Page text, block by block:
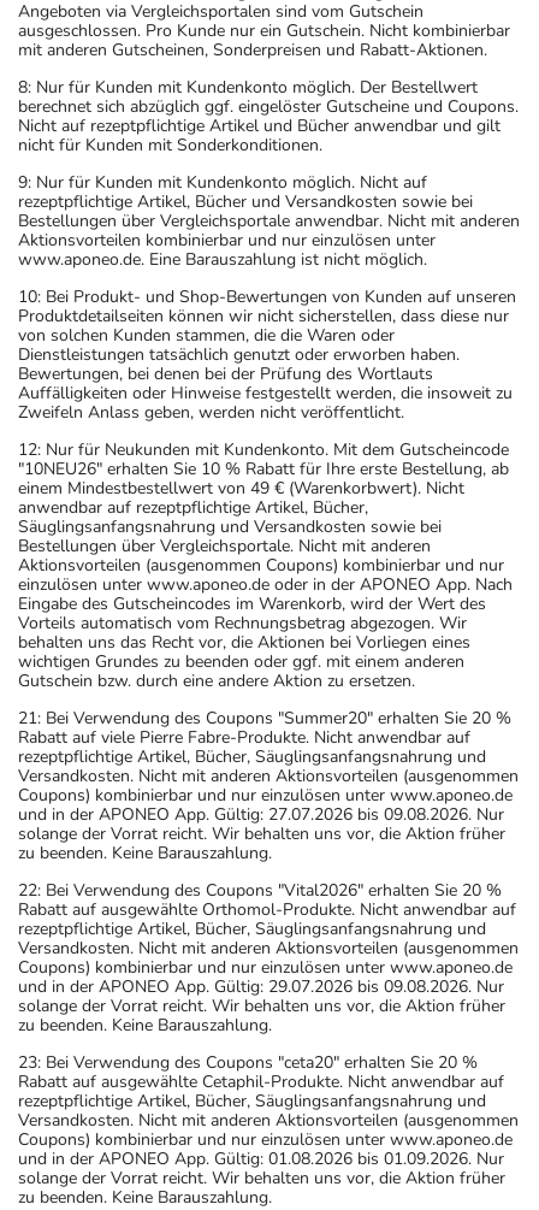
Angeboten via Vergleichsportalen sind vom Gutschein
ausgeschlossen. Pro Kunde nur ein Gutschein. Nicht kombinierbar
mit anderen Gutscheinen, Sonderpreisen und Rabatt-Aktionen.
8: Nur für Kunden mit Kundenkonto möglich. Der Bestellwert
berechnet sich abzüglich ggf. eingelöster Gutscheine und Coupons.
Nicht auf rezeptpflichtige Artikel und Bücher anwendbar und gilt
nicht für Kunden mit Sonderkonditionen.
9: Nur für Kunden mit Kundenkonto möglich. Nicht auf
rezeptpflichtige Artikel, Bücher und Versandkosten sowie bei
Bestellungen über Vergleichsportale anwendbar. Nicht mit anderen
Aktionsvorteilen kombinierbar und nur einzulösen unter
www.aponeo.de. Eine Barauszahlung ist nicht möglich.
10: Bei Produkt- und Shop-Bewertungen von Kunden auf unseren
Produktdetailseiten können wir nicht sicherstellen, dass diese nur
von solchen Kunden stammen, die die Waren oder
Dienstleistungen tatsächlich genutzt oder erworben haben.
Bewertungen, bei denen bei der Prüfung des Wortlauts
Auffälligkeiten oder Hinweise festgestellt werden, die insoweit zu
Zweifeln Anlass geben, werden nicht veröffentlicht.
12: Nur für Neukunden mit Kundenkonto. Mit dem Gutscheincode
"10NEU26" erhalten Sie 10 % Rabatt für Ihre erste Bestellung, ab
einem Mindestbestellwert von 49 € (Warenkorbwert). Nicht
anwendbar auf rezeptpflichtige Artikel, Bücher,
Säuglingsanfangsnahrung und Versandkosten sowie bei
Bestellungen über Vergleichsportale. Nicht mit anderen
Aktionsvorteilen (ausgenommen Coupons) kombinierbar und nur
einzulösen unter www.aponeo.de oder in der APONEO App. Nach
Eingabe des Gutscheincodes im Warenkorb, wird der Wert des
Vorteils automatisch vom Rechnungsbetrag abgezogen. Wir
behalten uns das Recht vor, die Aktionen bei Vorliegen eines
wichtigen Grundes zu beenden oder ggf. mit einem anderen
Gutschein bzw. durch eine andere Aktion zu ersetzen.
21: Bei Verwendung des Coupons "Summer20" erhalten Sie 20 %
Rabatt auf viele Pierre Fabre-Produkte. Nicht anwendbar auf
rezeptpflichtige Artikel, Bücher, Säuglingsanfangsnahrung und
Versandkosten. Nicht mit anderen Aktionsvorteilen (ausgenommen
Coupons) kombinierbar und nur einzulösen unter www.aponeo.de
und in der APONEO App. Gültig: 27.07.2026 bis 09.08.2026. Nur
solange der Vorrat reicht. Wir behalten uns vor, die Aktion früher
zu beenden. Keine Barauszahlung.
22: Bei Verwendung des Coupons "Vital2026" erhalten Sie 20 %
Rabatt auf ausgewählte Orthomol-Produkte. Nicht anwendbar auf
rezeptpflichtige Artikel, Bücher, Säuglingsanfangsnahrung und
Versandkosten. Nicht mit anderen Aktionsvorteilen (ausgenommen
Coupons) kombinierbar und nur einzulösen unter www.aponeo.de
und in der APONEO App. Gültig: 29.07.2026 bis 09.08.2026. Nur
solange der Vorrat reicht. Wir behalten uns vor, die Aktion früher
zu beenden. Keine Barauszahlung.
23: Bei Verwendung des Coupons "ceta20" erhalten Sie 20 %
Rabatt auf ausgewählte Cetaphil-Produkte. Nicht anwendbar auf
rezeptpflichtige Artikel, Bücher, Säuglingsanfangsnahrung und
Versandkosten. Nicht mit anderen Aktionsvorteilen (ausgenommen
Coupons) kombinierbar und nur einzulösen unter www.aponeo.de
und in der APONEO App. Gültig: 01.08.2026 bis 01.09.2026. Nur
solange der Vorrat reicht. Wir behalten uns vor, die Aktion früher
zu beenden. Keine Barauszahlung.